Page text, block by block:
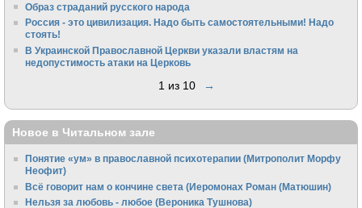
Образ страданий русского народа
Россия - это цивилизация. Надо быть самостоятельными! Надо
стоять!
В Украинской Православной Церкви указали властям на
недопустимость атаки на Церковь
1 из 10 →
Новое в Читальном зале
Понятие «ум» в православной психотерапии (Митрополит Морфу
Неофит)
Всё говорит нам о кончине света (Иеромонах Роман (Матюшин)
Нельзя за любовь - любое (Вероника Тушнова)